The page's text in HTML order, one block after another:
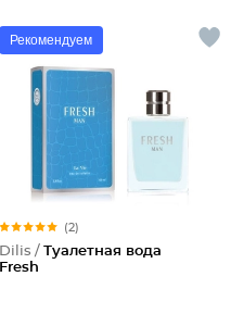
Рекомендуем
(2)
Dilis / Туалетная вода
Fresh